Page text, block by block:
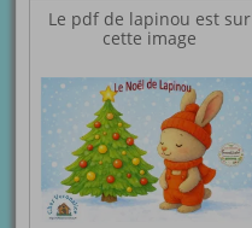
Le pdf de lapinou est sur
cette image